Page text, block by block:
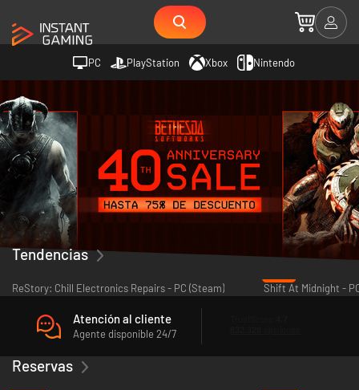
PC PlayStation Xbox Nintendo
Tendencias
ReStory: Chill Electronics Repairs - PC (Steam)
Shift At Midnight -
Atención al cliente
Agente disponible 24/7
Reservas